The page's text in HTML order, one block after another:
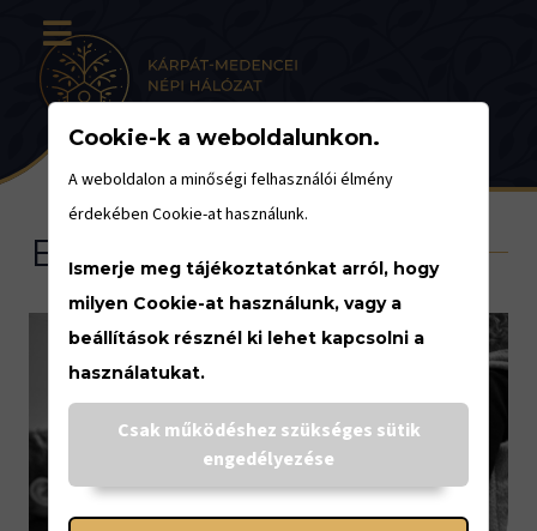
Eseménynaptár
<
DECEMBER
Cookie-k a weboldalunkon.
A weboldalon a minőségi felhasználói élmény
érdekében Cookie-at használunk.
Ismerje meg tájékoztatónkat arról, hogy
milyen Cookie-at használunk, vagy a
beállítások résznél ki lehet kapcsolni a
használatukat.
Csak működéshez szükséges sütik
engedélyezése